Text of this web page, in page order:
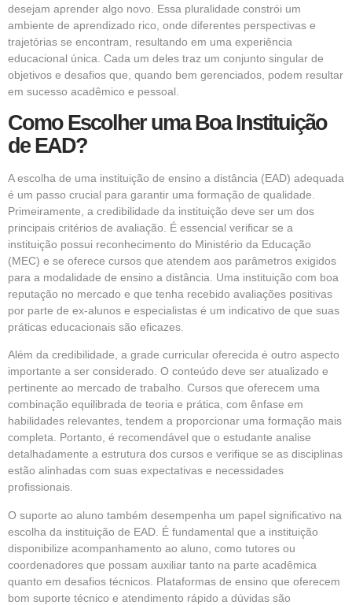
desejam aprender algo novo. Essa pluralidade constrói um
ambiente de aprendizado rico, onde diferentes perspectivas e
trajetórias se encontram, resultando em uma experiência
educacional única. Cada um deles traz um conjunto singular de
objetivos e desafios que, quando bem gerenciados, podem resultar
em sucesso acadêmico e pessoal.
Como Escolher uma Boa Instituição
de EAD?
A escolha de uma instituição de ensino a distância (EAD) adequada
é um passo crucial para garantir uma formação de qualidade.
Primeiramente, a credibilidade da instituição deve ser um dos
principais critérios de avaliação. É essencial verificar se a
instituição possui reconhecimento do Ministério da Educação
(MEC) e se oferece cursos que atendem aos parâmetros exigidos
para a modalidade de ensino a distância. Uma instituição com boa
reputação no mercado e que tenha recebido avaliações positivas
por parte de ex-alunos e especialistas é um indicativo de que suas
práticas educacionais são eficazes.
Além da credibilidade, a grade curricular oferecida é outro aspecto
importante a ser considerado. O conteúdo deve ser atualizado e
pertinente ao mercado de trabalho. Cursos que oferecem uma
combinação equilibrada de teoria e prática, com ênfase em
habilidades relevantes, tendem a proporcionar uma formação mais
completa. Portanto, é recomendável que o estudante analise
detalhadamente a estrutura dos cursos e verifique se as disciplinas
estão alinhadas com suas expectativas e necessidades
profissionais.
O suporte ao aluno também desempenha um papel significativo na
escolha da instituição de EAD. É fundamental que a instituição
disponibilize acompanhamento ao aluno, como tutores ou
coordenadores que possam auxiliar tanto na parte acadêmica
quanto em desafios técnicos. Plataformas de ensino que oferecem
bom suporte técnico e atendimento rápido a dúvidas são